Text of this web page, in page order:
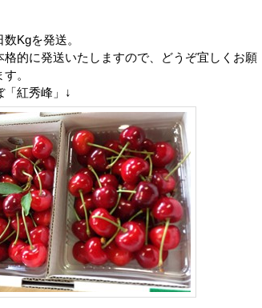
Kgを発送。
格的に発送いたしますので、どうぞ宜しくお願
。
「紅秀峰」↓